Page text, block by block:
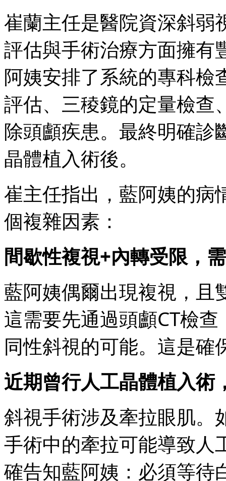
崔蘭主任是醫院資深斜弱
評估與手術治療方面擁有
阿姨安排了系統的專科檢
評估、三稜鏡的定量檢查
除頭顱疾患。最終明確診
晶體植入術後。
崔主任指出，藍阿姨的病
個複雜因素：
間歇性複視+內轉受限，
藍阿姨偶爾出現複視，且
這需要先通過頭顱CT檢
同性斜視的可能。這是確
近期曾行人工晶體植入術
斜視手術涉及牽拉眼肌。
手術中的牽拉可能導致人
確告知藍阿姨：必須等待